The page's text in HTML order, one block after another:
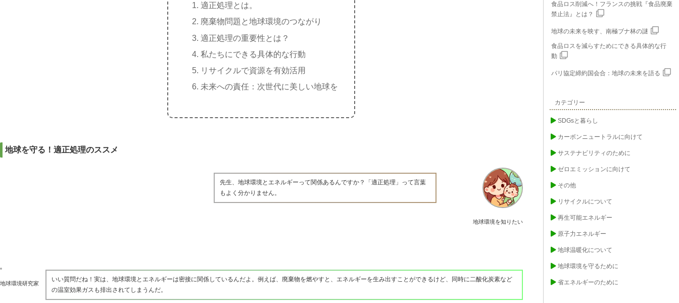
適正処理とは。
廃棄物問題と地球環境のつながり
適正処理の重要性とは？
私たちにできる具体的な行動
リサイクルで資源を有効活用
未来への責任：次世代に美しい地球を
地球を守る！適正処理のススメ
地球環境を知りたい
先生、地球環境とエネルギーって関係あるんですか？「適正処理」って言葉
もよく分かりません。
地球環境研究家
いい質問だね！実は、地球環境とエネルギーは密接に関係しているんだよ。例えば、廃棄物を燃やすと、エネルギーを生み出すことができるけど、同時に二酸化炭素など
の温室効果ガスも排出されてしまうんだ。
食品ロス削減へ！フランスの挑戦『食品廃棄
禁止法』とは？
地球の未来を映す、南極ブナ林の謎
食品ロスを減らすためにできる具体的な行
動
パリ協定締約国会合：地球の未来を語る
カテゴリー
SDGsと暮らし
カーボンニュートラルに向けて
サステナビリティのために
ゼロエミッションに向けて
その他
リサイクルについて
再生可能エネルギー
原子力エネルギー
地球温暖化について
地球環境を守るために
省エネルギーのために